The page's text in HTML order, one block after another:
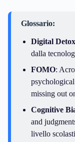
Glossario:
Digital Detox
dalla
FOMO:
missing out
Cognitive
and
livello